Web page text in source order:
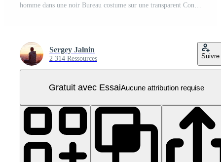
homme dans une noir Bureau costume sur une transparent Contexte PNG Pro
Sergey Jalnin
2 314 Ressources Suivre
Gratuit avec EssaiAucune attribution requise